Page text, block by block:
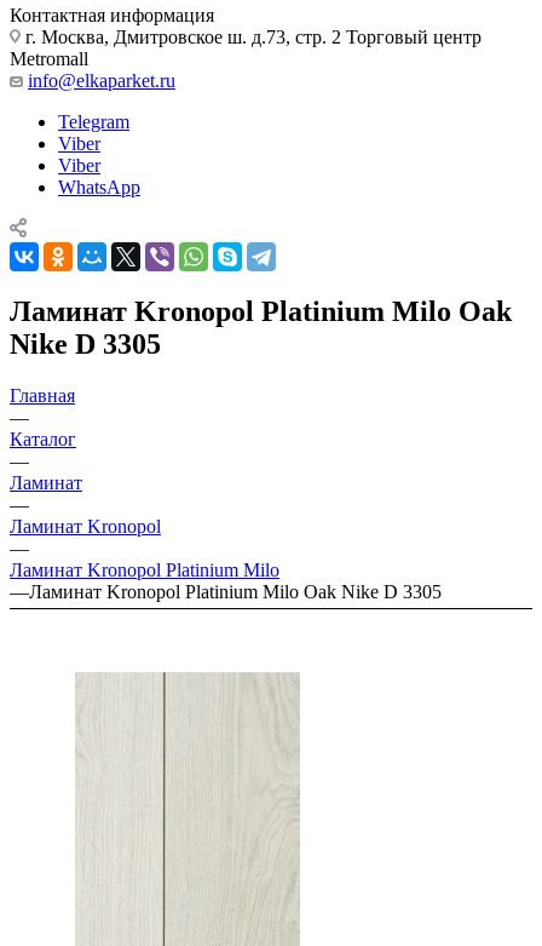
Контактная информация
г. Москва, Дмитровское ш. д.73, стр. 2 Торговый центр
Metromall
info@elkaparket.ru
Telegram
Viber
Viber
WhatsApp
Ламинат Kronopol Platinium Milo Oak
Nike D 3305
Главная
—
Каталог
—
Ламинат
—
Ламинат Kronopol
—
Ламинат Kronopol Platinium Milo
—Ламинат Kronopol Platinium Milo Oak Nike D 3305